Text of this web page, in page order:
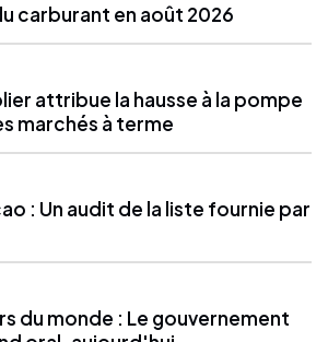
carburant en août 2026
attribue la hausse à la pompe
marchés à terme
: Un audit de la liste fournie par
du monde : Le gouvernement